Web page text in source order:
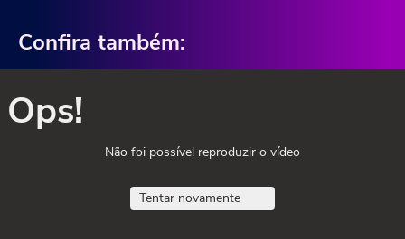
Confira também:
Ops!
Não foi possível reproduzir o vídeo
Tentar novamente